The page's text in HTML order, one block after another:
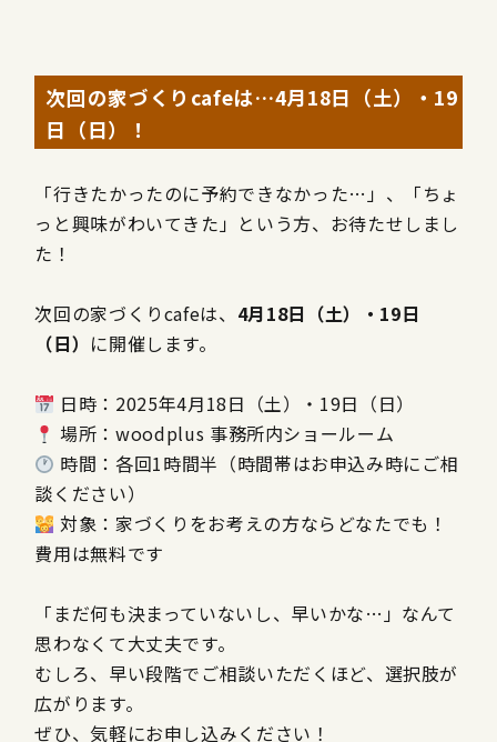
次回の家づくりcafeは…4月18日（土）・19
日（日）！
「行きたかったのに予約できなかった…」、「ちょ
っと興味がわいてきた」という方、お待たせしまし
た！
次回の家づくりcafeは、 4月18日（土）・19日
（日） に開催します。
日時：2025年4月18日（土）・19日（日）
場所：woodplus 事務所内ショールーム
時間：各回1時間半（時間帯はお申込み時にご相
談ください）
対象：家づくりをお考えの方ならどなたでも！
費用は無料です
「まだ何も決まっていないし、早いかな…」なんて
思わなくて大丈夫です。
むしろ、早い段階でご相談いただくほど、選択肢が
広がります。
ぜひ、気軽にお申し込みください！